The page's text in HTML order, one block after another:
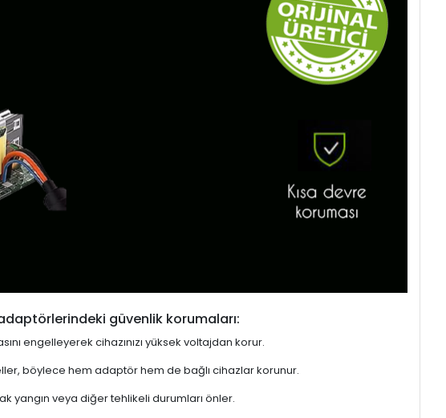
güvenlik korumaları:
engelleyerek cihazınızı yüksek voltajdan korur.
böylece hem adaptör hem de bağlı cihazlar korunur.
yangın veya diğer tehlikeli durumları önler.